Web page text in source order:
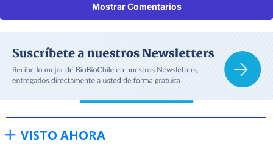
Mostrar Comentarios
VISTO AHORA